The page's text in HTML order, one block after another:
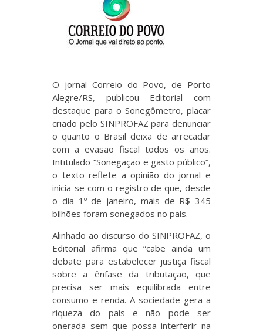
O jornal Correio do Povo, de Porto
Alegre/RS, publicou Editorial com
destaque para o Sonegômetro, placar
criado pelo SINPROFAZ para denunciar
o quanto o Brasil deixa de arrecadar
com a evasão fiscal todos os anos.
Intitulado “Sonegação e gasto público”,
o texto reflete a opinião do jornal e
inicia-se com o registro de que, desde
o dia 1º de janeiro, mais de R$ 345
bilhões foram sonegados no país.
Alinhado ao discurso do SINPROFAZ, o
Editorial afirma que “cabe ainda um
debate para estabelecer justiça fiscal
sobre a ênfase da tributação, que
precisa ser mais equilibrada entre
consumo e renda. A sociedade gera a
riqueza do país e não pode ser
onerada sem que possa interferir na